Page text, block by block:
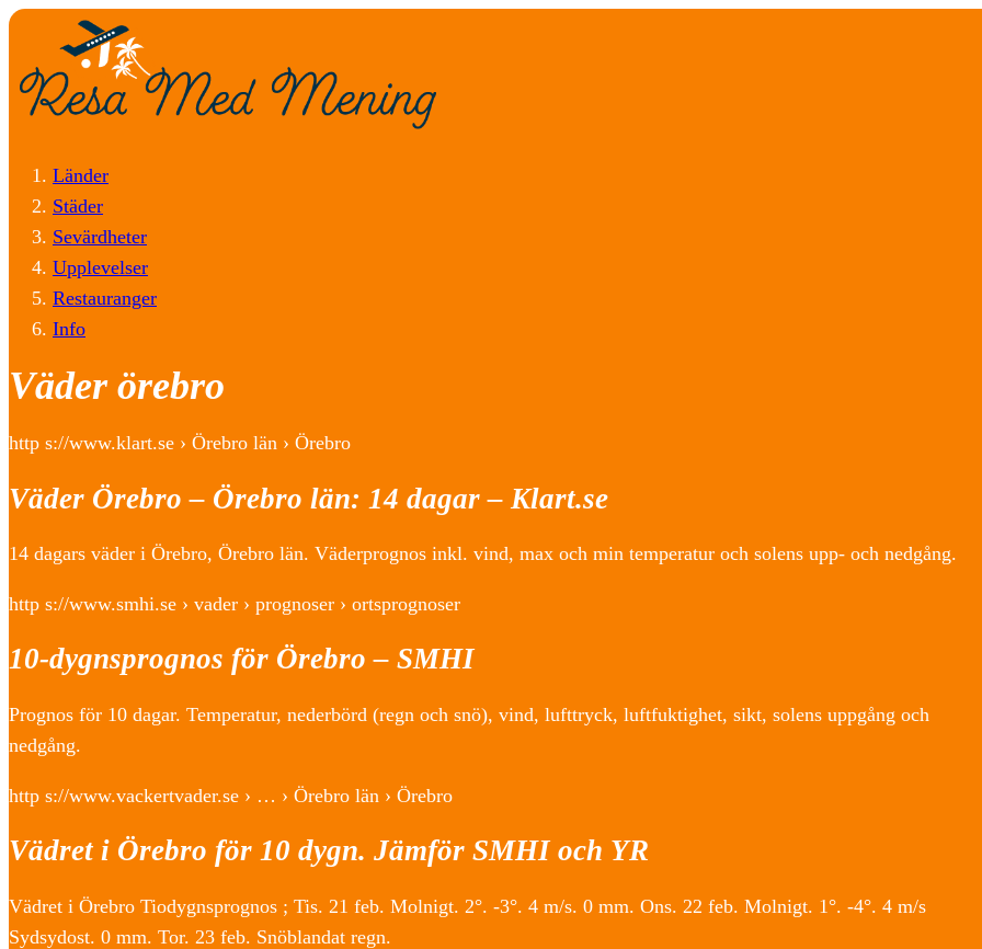
Länder
Städer
Sevärdheter
Upplevelser
Restauranger
Info
Väder örebro
http s://www.klart.se › Örebro län › Örebro
Väder Örebro – Örebro län: 14 dagar – Klart.se
14 dagars väder i Örebro, Örebro län. Väderprognos inkl. vind, max och min temperatur och solens upp- och nedgång.
http s://www.smhi.se › vader › prognoser › ortsprognoser
10-dygnsprognos för Örebro – SMHI
Prognos för 10 dagar. Temperatur, nederbörd (regn och snö), vind, lufttryck, luftfuktighet, sikt, solens uppgång och
nedgång.
http s://www.vackertvader.se › … › Örebro län › Örebro
Vädret i Örebro för 10 dygn. Jämför SMHI och YR
Vädret i Örebro Tiodygnsprognos ; Tis. 21 feb. Molnigt. 2°. -3°. 4 m/s. 0 mm. Ons. 22 feb. Molnigt. 1°. -4°. 4 m/s
Sydsydost. 0 mm. Tor. 23 feb. Snöblandat regn.